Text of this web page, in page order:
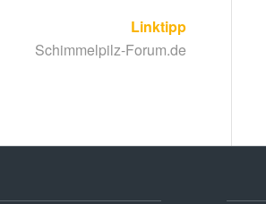
Linktipp
Schimmelpilz-Forum.de